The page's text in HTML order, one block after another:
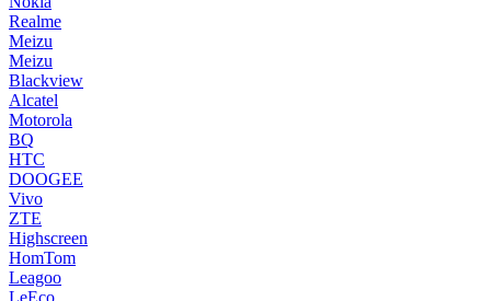
Realme
Meizu
Meizu
Blackview
Alcatel
Motorola
BQ
HTC
DOOGEE
Vivo
ZTE
Highscreen
HomTom
Leagoo
LeEco